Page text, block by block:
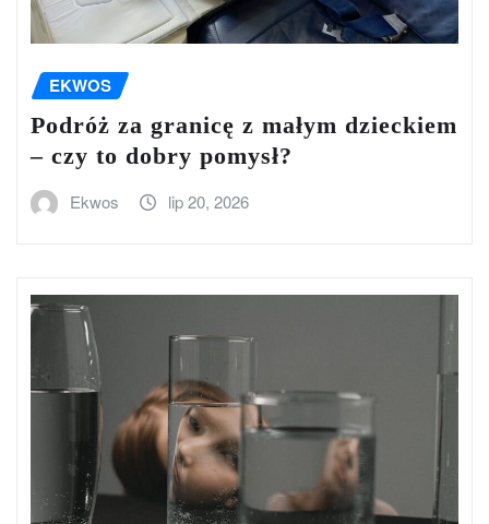
EKWOS
Podróż za granicę z małym dzieckiem
– czy to dobry pomysł?
Ekwos lip 20, 2026